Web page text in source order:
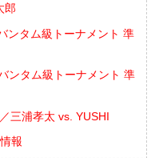
郎
ンタム級トーナメント 準
ンタム級トーナメント 準
三浦孝太 vs. YUSHI
報